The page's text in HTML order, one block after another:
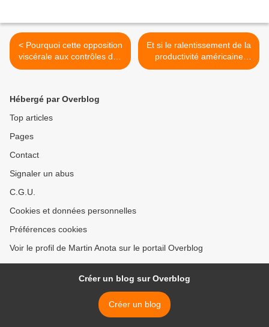
< Pourquoi cette opposition
viscérale aux contrôles des
capitaux ?
Et si le ralentissement de la
productivité américaine
n’était qu’illusoire ? >
Hébergé par Overblog
Top articles
Pages
Contact
Signaler un abus
C.G.U.
Cookies et données personnelles
Préférences cookies
Voir le profil de Martin Anota sur le portail Overblog
Créer un blog sur Overblog
Créer un blog